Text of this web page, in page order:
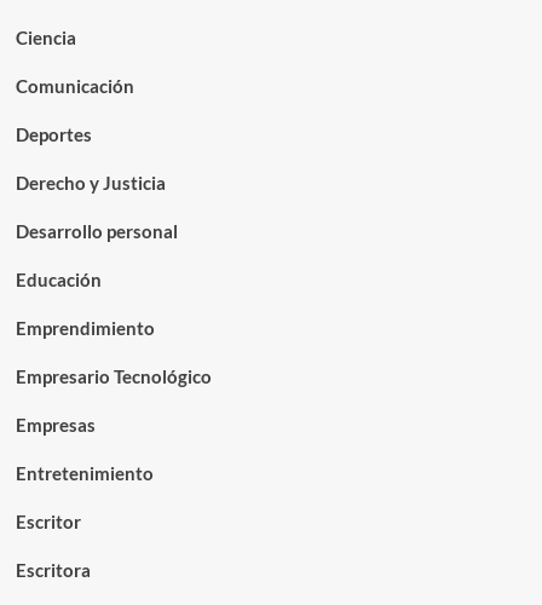
Ciencia
Comunicación
Deportes
Derecho y Justicia
Desarrollo personal
Educación
Emprendimiento
Empresario Tecnológico
Empresas
Entretenimiento
Escritor
Escritora